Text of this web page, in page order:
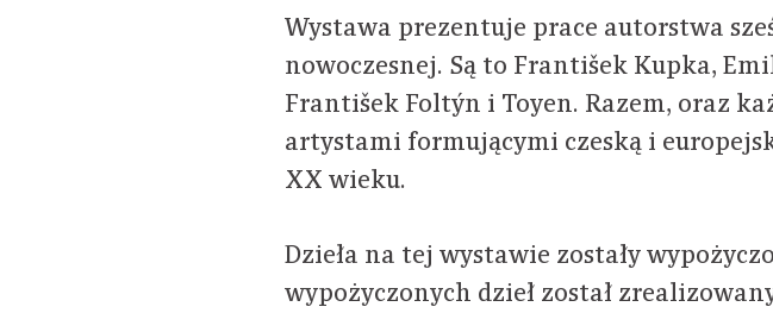
Wystawa prezentuje prace autorstwa
nowoczesnej. Są to František Kupka,
František Foltýn i Toyen. Razem, oraz
artystami formującymi czeską i
XX wieku.
Dzieła na tej wystawie zostały
wypożyczonych dzieł został